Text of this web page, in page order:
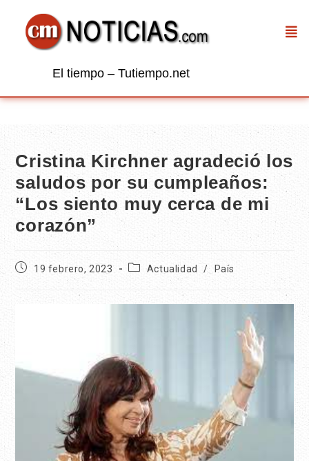
El tiempo – Tutiempo.net
Cristina Kirchner agradeció los
saludos por su cumpleaños:
“Los siento muy cerca de mi
corazón”
19 febrero, 2023 Actualidad / País